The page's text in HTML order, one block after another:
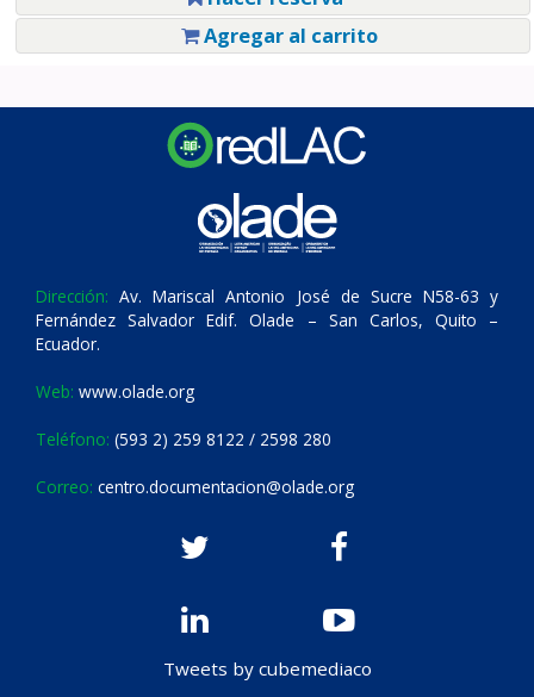
Agregar al carrito
Dirección: Av. Mariscal Antonio José de Sucre N58-63 y
Fernández Salvador Edif. Olade – San Carlos, Quito –
Ecuador.
Web: www.olade.org
Teléfono: (593 2) 259 8122 / 2598 280
Correo: centro.documentacion@olade.org
Tweets by cubemediaco